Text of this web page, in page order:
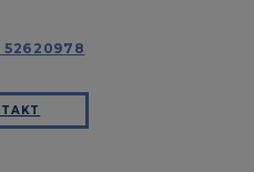
52620978